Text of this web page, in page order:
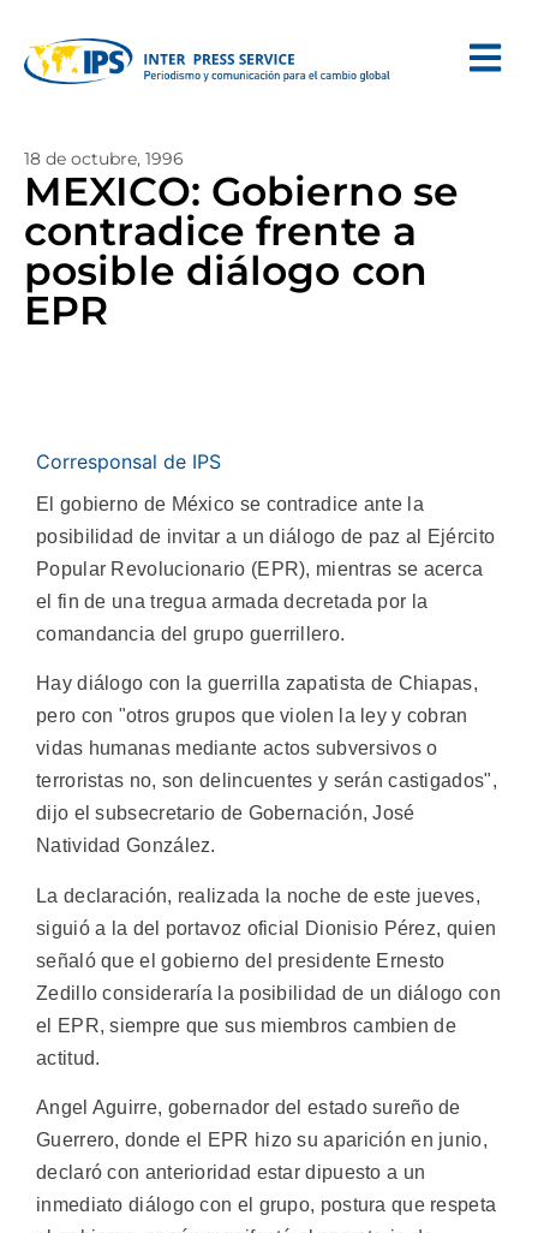
18 de octubre, 1996
MEXICO: Gobierno se
contradice frente a
posible diálogo con
EPR
Corresponsal de IPS
El gobierno de México se contradice ante la
posibilidad de invitar a un diálogo de paz al Ejército
Popular Revolucionario (EPR), mientras se acerca
el fin de una tregua armada decretada por la
comandancia del grupo guerrillero.
Hay diálogo con la guerrilla zapatista de Chiapas,
pero con "otros grupos que violen la ley y cobran
vidas humanas mediante actos subversivos o
terroristas no, son delincuentes y serán castigados",
dijo el subsecretario de Gobernación, José
Natividad González.
La declaración, realizada la noche de este jueves,
siguió a la del portavoz oficial Dionisio Pérez, quien
señaló que el gobierno del presidente Ernesto
Zedillo consideraría la posibilidad de un diálogo con
el EPR, siempre que sus miembros cambien de
actitud.
Angel Aguirre, gobernador del estado sureño de
Guerrero, donde el EPR hizo su aparición en junio,
declaró con anterioridad estar dipuesto a un
inmediato diálogo con el grupo, postura que respeta